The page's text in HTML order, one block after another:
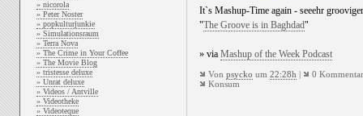
» nicorola
» Peter Noster
» popkulturjunkie
» Simulationsraum
» Terra Nova
» The Crime in Your Coffee
» The Movie Blog
» tristesse deluxe
» Unrat deluxe
» Videos / Antville
» Videotheke
» Videoteque
It`s Mashup-Time again - seeehr
"The Groove is in Baghdad"
» via Mashup of the Week Podcast
Von psycko um 22:28h |
0
Konsum